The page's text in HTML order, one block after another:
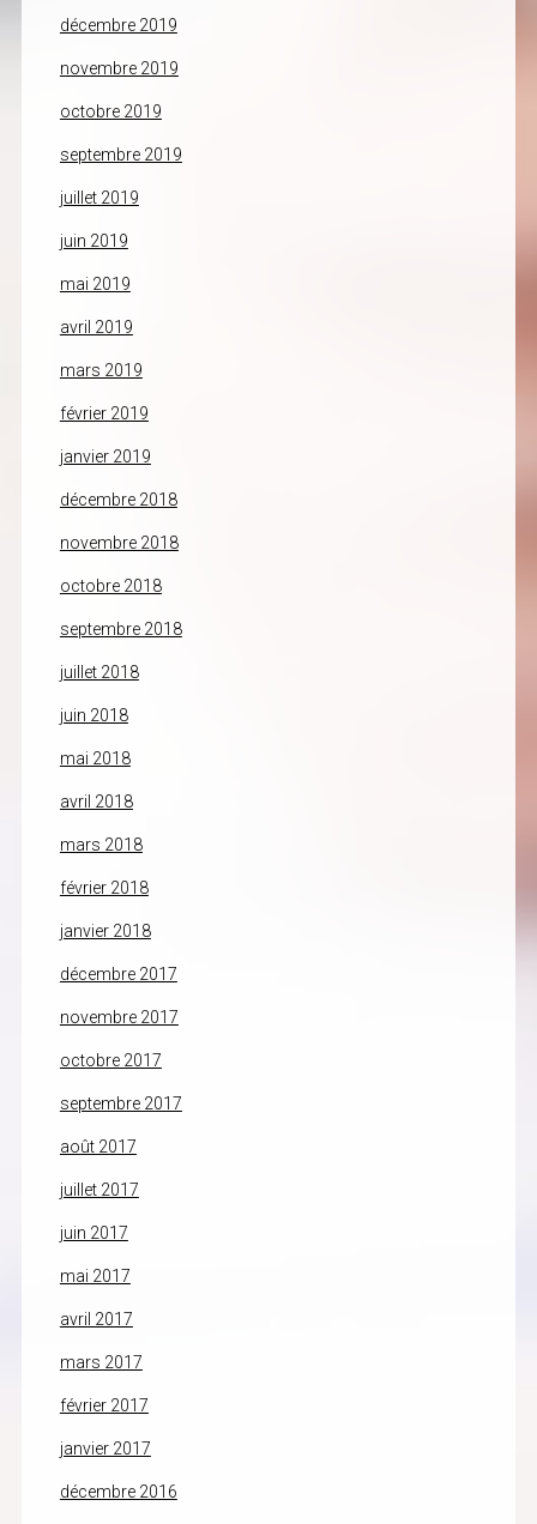
décembre 2019
novembre 2019
octobre 2019
septembre 2019
juillet 2019
juin 2019
mai 2019
avril 2019
mars 2019
février 2019
janvier 2019
décembre 2018
novembre 2018
octobre 2018
septembre 2018
juillet 2018
juin 2018
mai 2018
avril 2018
mars 2018
février 2018
janvier 2018
décembre 2017
novembre 2017
octobre 2017
septembre 2017
août 2017
juillet 2017
juin 2017
mai 2017
avril 2017
mars 2017
février 2017
janvier 2017
décembre 2016